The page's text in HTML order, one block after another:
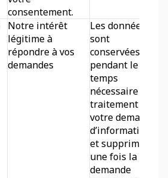
consentement.
Notre intérêt
légitime à
répondre à vos
demandes
Les données
sont
conservées
pendant le
temps
nécessaire au
traitement de
votre demande
d’information
et supprimées
une fois la
demande